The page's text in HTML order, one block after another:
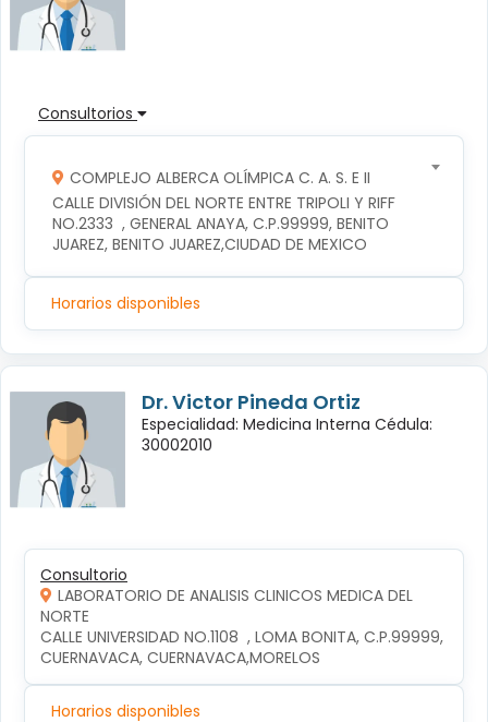
Consultorios
COMPLEJO ALBERCA OLÍMPICA C. A. S. E II
CALLE DIVISIÓN DEL NORTE ENTRE TRIPOLI Y RIFF
NO.2333  , GENERAL ANAYA, C.P.99999, BENITO
JUAREZ, BENITO JUAREZ,CIUDAD DE MEXICO
Horarios disponibles
Dr. Victor Pineda Ortiz
Especialidad: Medicina Interna Cédula:
30002010
Consultorio
LABORATORIO DE ANALISIS CLINICOS MEDICA DEL
NORTE
CALLE UNIVERSIDAD NO.1108  , LOMA BONITA, C.P.99999,
CUERNAVACA, CUERNAVACA,MORELOS
Horarios disponibles